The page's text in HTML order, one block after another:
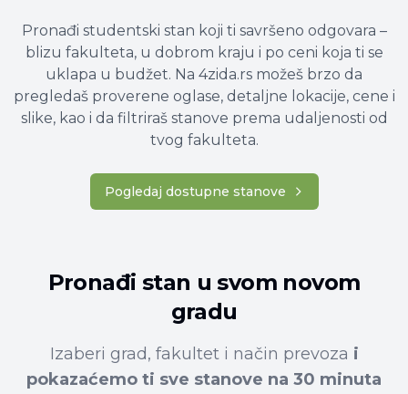
Pronađi studentski stan koji ti savršeno odgovara –
blizu fakulteta, u dobrom kraju i po ceni koja ti se
uklapa u budžet. Na 4zida.rs možeš brzo da
pregledaš proverene oglase, detaljne lokacije, cene i
slike, kao i da filtriraš stanove prema udaljenosti od
tvog fakulteta.
Pogledaj dostupne stanove
Pronađi stan u svom novom
gradu
Izaberi grad, fakultet i način prevoza i
pokazaćemo ti sve stanove na 30 minuta